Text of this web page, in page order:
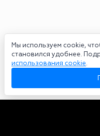
Мы используем cookie,
становился удобнее.
использования cookie.